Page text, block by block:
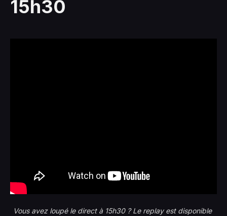
15h30
Vous avez loupé le direct à 15h30 ? Le replay est disponible